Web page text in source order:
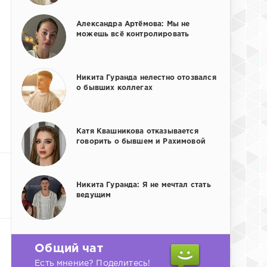
Александра Артёмова: Мы не
можешь всё контролировать
Никита Гуранда нелестно отозвался
о бывших коллегах
Катя Квашникова отказывается
говорить о бывшем и Рахимовой
Никита Гуранда: Я не мечтал стать
ведущим
Общий чат
Есть мнение? Поделитесь!